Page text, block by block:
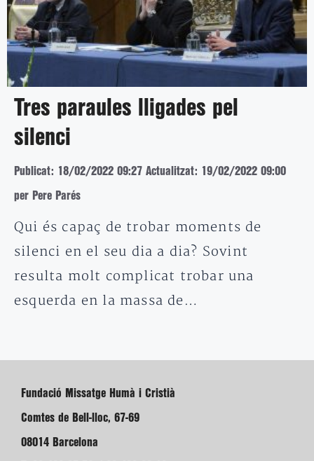
Tres paraules lligades pel
silenci
Publicat: 18/02/2022 09:27 Actualitzat: 19/02/2022 09:00
per Pere Parés
Qui és capaç de trobar moments de
silenci en el seu dia a dia? Sovint
resulta molt complicat trobar una
esquerda en la massa de…
Fundació Missatge Humà i Cristià
Comtes de Bell-lloc, 67-69
08014 Barcelona